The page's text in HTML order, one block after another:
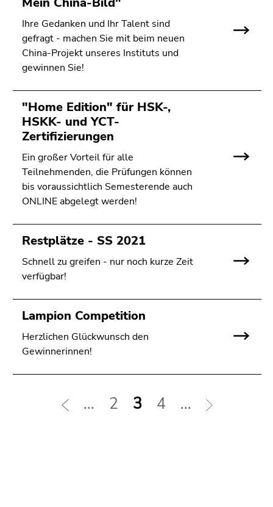
Ihre Gedanken und Ihr Talent sind
gefragt - machen Sie mit beim neuen
China-Projekt unseres Instituts und
gewinnen Sie!
"Home Edition" für HSK-,
HSKK- und YCT-
Zertifizierungen
Ein großer Vorteil für alle
Teilnehmenden, die Prüfungen können
bis voraussichtlich Semesterende auch
ONLINE abgelegt werden!
Restplätze - SS 2021
Schnell zu greifen - nur noch kurze Zeit
verfügbar!
Lampion Competition
Herzlichen Glückwunsch den
Gewinnerinnen!
... 2 3 4 ...